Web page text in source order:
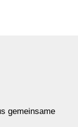
gemeinsame